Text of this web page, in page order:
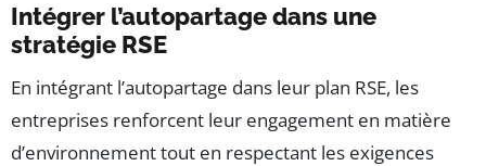
Intégrer l’autopartage dans une
stratégie RSE
En intégrant l’autopartage dans leur plan RSE, les
entreprises renforcent leur engagement en matière
d’environnement tout en respectant les exigences